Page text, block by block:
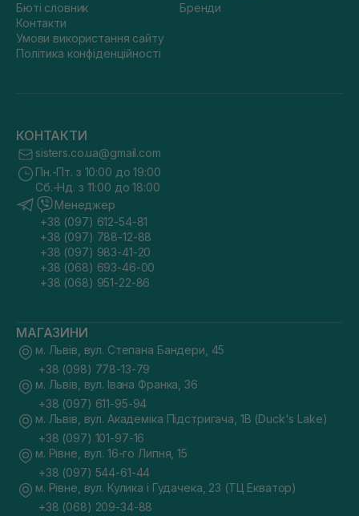
Бюті словник
Контакти
Умови використання сайту
Політика конфіденційності
Бренди
КОНТАКТИ
sisters.co.ua@gmail.com
Пн.-Пт. з 10:00 до 19:00
Сб.-Нд. з 11:00 до 18:00
Менеджер
+38 (097) 612-54-81
+38 (097) 788-12-88
+38 (097) 983-41-20
+38 (068) 693-46-00
+38 (068) 951-22-86
МАГАЗИНИ
м. Львів, вул. Степана Бандери, 45
+38 (098) 778-13-79
м. Львів, вул. Івана Франка, 36
+38 (097) 611-95-94
м. Львів, вул. Академіка Підстригача, 1В (Duck's Lake)
+38 (097) 101-97-16
м. Рівне, вул. 16-го Липня, 15
+38 (097) 544-61-44
м. Рівне, вул. Кулика і Гудачека, 23 (ТЦ Екватор)
+38 (068) 209-34-88